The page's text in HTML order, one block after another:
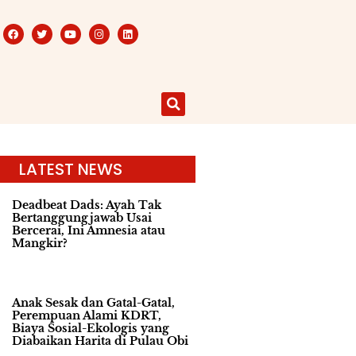
LATEST NEWS
Deadbeat Dads: Ayah Tak
Bertanggungjawab Usai
Bercerai, Ini Amnesia atau
Mangkir?
Anak Sesak dan Gatal-Gatal,
Perempuan Alami KDRT,
Biaya Sosial-Ekologis yang
Diabaikan Harita di Pulau Obi